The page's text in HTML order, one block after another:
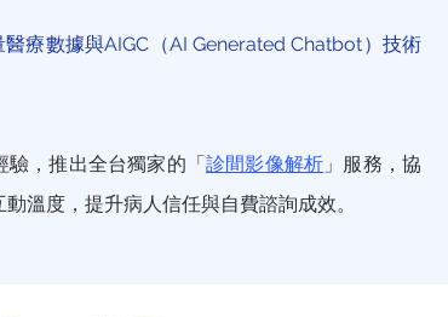
療數據與AIGC（AI Generated Chatbot）技術
，推出全台獨家的「診間影像解析 」服務，協
溫度，提升病人信任與自費諮詢成效。